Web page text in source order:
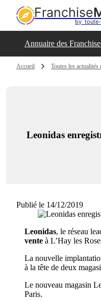
Franchise
by
Annuaire des
Accueil Toutes les
Leonidas
Publié le 14/12/2019
Leonidas, le réseau
vente à L’Hay les
La nouvelle
à la tête de deux
Le nouveau magasin
Paris.